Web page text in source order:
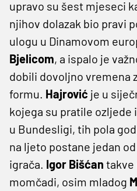
upravo su šest mjeseci
njihov dolazak bio pravi
ulogu u Dinamovom
Bjelicom, a ispalo je
dobili dovoljno vremena
formu. Hajrović je u
kojega su pratile ozljede
u Bundesligi, tih pola
na ljeto postane jedan
igrača. Igor Bišćan takve
momčadi, osim mladog